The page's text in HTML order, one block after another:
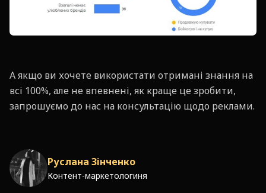
А якщо ви хочете використати отримані знання на
всі 100%, але не впевнені, як краще це зробити,
запрошуємо до нас на консультацію щодо реклами.
Руслана Зінченко
Контент-маркетологиня